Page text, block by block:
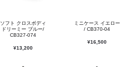
ソフト クロスボディ
ドリーミー ブルー/
CB327-074
¥13,200
ミニケース イエロー
/ CB370-04
¥16,500